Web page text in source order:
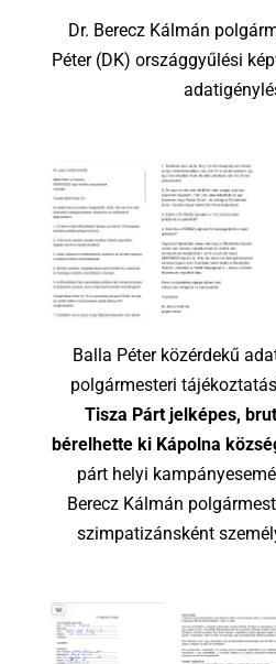
Dr. Berecz Kálmán
Péter (DK) országgyűlési
Balla Péter közérdekű
polgármesteri
Tisza Párt jelképes,
bérelhette ki Kápolna
párt helyi
Berecz Kálmán
szimpatizánsként